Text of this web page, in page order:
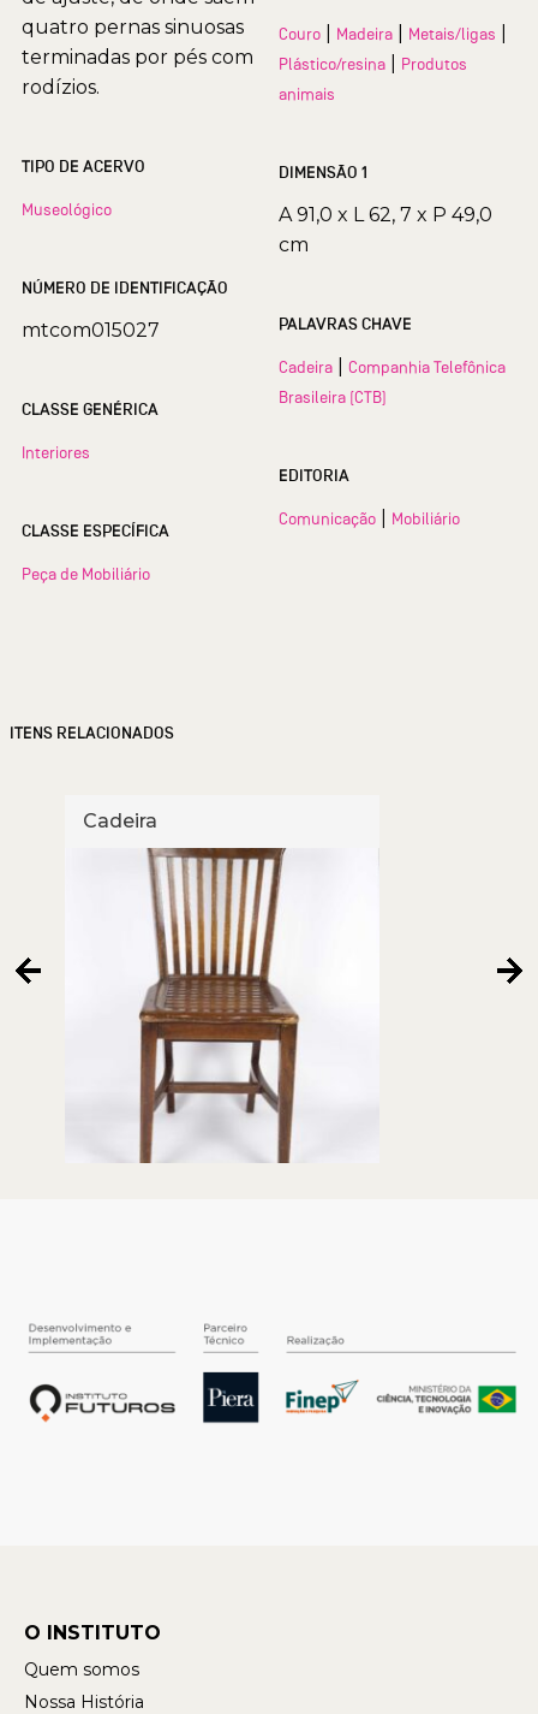
quatro pernas sinuosas
terminadas por pés com
rodízios.
TIPO DE ACERVO
Museológico
NÚMERO DE IDENTIFICAÇÃO
mtcom015027
CLASSE GENÉRICA
Interiores
CLASSE ESPECÍFICA
Peça de Mobiliário
Couro Madeira Metais/ligas
Plástico/resina
Produtos
animais
DIMENSÃO 1
A 91,0 x L 62, 7 x P 49,0
cm
PALAVRAS CHAVE
Cadeira
Companhia Telefônica
Brasileira (CTB)
EDITORIA
Comunicação Mobiliário
ITENS RELACIONADOS
Cadeira
O INSTITUTO
Quem somos
Nossa História